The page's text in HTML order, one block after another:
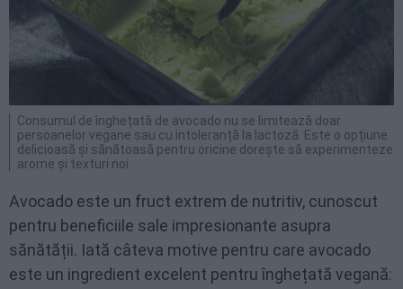
Consumul de înghețată de avocado nu se limitează doar
persoanelor vegane sau cu intoleranță la lactoză. Este o opțiune
delicioasă și sănătoasă pentru oricine dorește să experimenteze
arome și texturi noi.
Avocado este un fruct extrem de nutritiv, cunoscut
pentru beneficiile sale impresionante asupra
sănătății. Iată câteva motive pentru care avocado
este un ingredient excelent pentru înghețată vegană: